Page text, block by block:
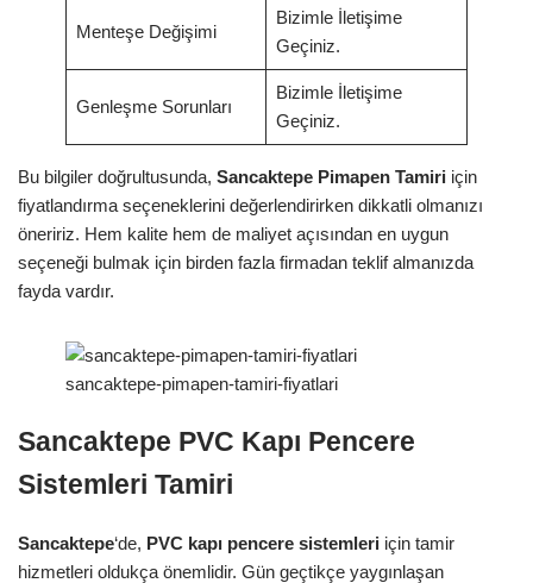
Menteşe Değişimi
Bizimle İletişime
Geçiniz.
Genleşme Sorunları
Bizimle İletişime
Geçiniz.
Bu bilgiler doğrultusunda, Sancaktepe Pimapen Tamiri için
fiyatlandırma seçeneklerini değerlendirirken dikkatli olmanızı
öneririz. Hem kalite hem de maliyet açısından en uygun
seçeneği bulmak için birden fazla firmadan teklif almanızda
fayda vardır.
sancaktepe-pimapen-tamiri-fiyatlari
Sancaktepe PVC Kapı Pencere
Sistemleri Tamiri
Sancaktepe‘de, PVC kapı pencere sistemleri için tamir
hizmetleri oldukça önemlidir. Gün geçtikçe yaygınlaşan